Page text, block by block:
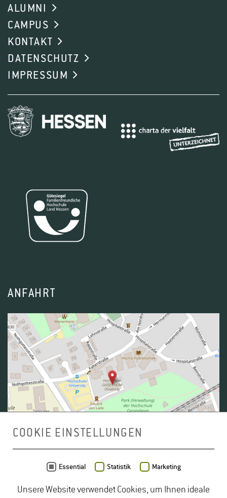
ALUMNI
CAMPUS
KONTAKT
DATENSCHUTZ
IMPRESSUM
ANFAHRT
OpenStreetMap- Veröffentlicht unterODbL
COOKIE EINSTELLUNGEN
Essential Statistik Marketing
Unsere Website verwendet Cookies, um Ihnen ideale